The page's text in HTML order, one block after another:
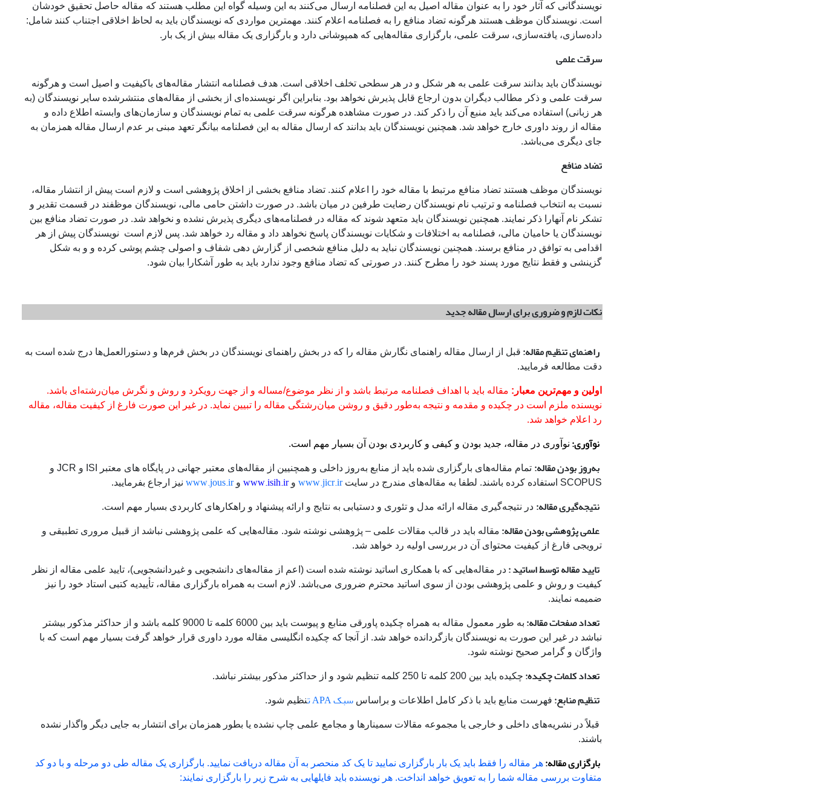
نویسندگانی که آثار خود را به عنوان مقاله اصیل به این فصلنامه ارسال می‌کنند به این وسیله گواه این مطلب هستند که مقاله حاصل تحقیق خودشان
است. نویسندگان موظف هستند هرگونه تضاد منافع را به فصلنامه اعلام کنند. مهمترین مواردی که نویسندگان باید به لحاظ اخلاقی اجتناب کنند شامل:
داده‌سازی، یافته‌سازی، سرقت علمی، بارگزاری مقاله‌هایی که همپوشانی دارد و بارگزاری یک مقاله بیش از یک بار.
سرقت علمی
نویسندگان باید بدانند سرقت علمی به هر شکل و در هر سطحی تخلف اخلاقی است. هدف فصلنامه انتشار مقاله‌های باکیفیت و اصیل است و هرگونه
سرقت علمی و ذکر مطالب دیگران بدون ارجاع قابل پذیرش نخواهد بود. بنابراین اگر نویسنده‌ای از بخشی از مقاله‌های منتشرشده سایر نویسندگان (به
هر زبانی) استفاده می‌کند باید منبع آن را ذکر کند. در صورت مشاهده هرگونه سرقت علمی به تمام نویسندگان و سازمان‌های وابسته اطلاع داده و
مقاله از روند داوری خارج خواهد شد. همچنین نویسندگان باید بدانند که ارسال مقاله به این فصلنامه بیانگر تعهد مبنی بر عدم ارسال مقاله همزمان به
جای دیگری می‌باشد.
تضاد منافع
نویسندگان موظف هستند تضاد منافع مرتبط با مقاله خود را اعلام کنند. تضاد منافع بخشی از اخلاق پژوهشی است و لازم است پیش از انتشار مقاله،
نسبت به انتخاب فصلنامه و ترتیب نام نویسندگان رضایت طرفین در میان باشد. در صورت داشتن حامی مالی، نویسندگان موظفند در قسمت تقدیر و
تشکر نام آنهارا ذکر نمایند. همچنین نویسندگان باید متعهد شوند که مقاله در فصلنامه‌های دیگری پذیرش نشده و نخواهد شد. در صورت تضاد منافع بین
نویسندگان یا حامیان مالی، فصلنامه به اختلافات و شکایات نویسندگان پاسخ نخواهد داد و مقاله رد خواهد شد. پس لازم است نویسندگان پیش از هر
اقدامی به توافق در منافع برسند. همچنین نویسندگان نباید به دلیل منافع شخصی از گزارش دهی شفاف و اصولی چشم پوشی کرده و و به شکل
گزینشی و فقط نتایج مورد پسند خود را مطرح کنند. در صورتی که تضاد منافع وجود ندارد باید به طور آشکارا بیان شود.
نکات لازم و ضروری برای ارسال مقاله جدید
راهنمای تنظیم مقاله: قبل از ارسال مقاله راهنمای نگارش مقاله را که در بخش راهنمای نویسندگان در بخش فرم‌ها و دستورالعمل‌ها درج شده است به
دقت مطالعه فرمایید.
اولین و مهم‌ترین معبار: مقاله باید با اهداف فصلنامه مرتبط باشد و از نظر موضوع/مساله و از جهت رویکرد و روش و نگرش میان‌رشته‌ای باشد.
نویسنده ملزم است در چکیده و مقدمه و نتیجه به‌طور دقیق و روشن میان‌رشتگی مقاله را تبیین نماید. در غیر این صورت فارغ از کیفیت مقاله، مقاله
رد اعلام خواهد شد.
نوآوری: نوآوری در مقاله، جدید بودن و کیفی و کاربردی بودن آن بسیار مهم است.
به‌روز بودن مقاله:
تمام مقاله‌های بارگزاری شده باید از منابع به‌روز داخلی و همچنیین از مقاله‌های معتبر جهانی در پایگاه های معتبر ISI و JCR و
SCOPUS استفاده کرده باشند. لطفا به مقاله‌های مندرج در سایت
www.jicr.ir وwww.isih.ir وwww.jous.ir نیز ارجاع بفرمایید.
نتیجه‌گیری مقاله: در نتیجه‌گیری مقاله ارائه مدل و تئوری و دستیابی به نتایج و ارائه پیشنهاد و راهکارهای کاربردی بسیار مهم است.
علمی پژوهشی بودن مقاله: مقاله باید در قالب مقالات علمی – پژوهشی نوشته شود. مقاله‌هایی که علمی پژوهشی نباشد از قبیل مروری تطبیقی و
ترویجی فارغ از کیفیت محتوای آن در بررسی اولیه رد خواهد شد.
تایید مقاله توسط اساتید : در مقاله‌هایی که با همکاری اساتید نوشته شده است (اعم از مقاله‌های دانشجویی و غیردانشجویی)، تایید علمی مقاله از نظر
کیفیت و روش و علمی پژوهشی بودن از سوی اساتید محترم ضروری می‌باشد. لازم است به همراه بارگزاری مقاله، تأییدیه کتبی استاد خود را نیز
ضمیمه نمایند.
تعداد صفحات مقاله:
به طور معمول مقاله به همراه چکیده پاورقی منابع و پیوست باید بین 6000 کلمه تا 9000 کلمه باشد و از حداکثر مذکور بیشتر
نباشد در غیر این صورت به نویسندگان بازگردانده خواهد شد. از آنجا که چکیده انگلیسی مقاله مورد داوری قرار خواهد گرفت بسیار مهم است که با
واژگان و گرامر صحیح نوشته شود.
تعداد کلمات چکیده: چکیده باید بین 200 کلمه تا 250 کلمه تنظیم شود و از حداکثر مذکور بیشتر نباشد.
تنظیم منابع: فهرست منابع باید با ذکر کامل اطلاعات و براساس سبک APA ت نظیم شود.
قبلاً در نشریه‌ها‌ی داخلی و خارجی یا مجموعه مقالات سمینارها و مجامع علمی چاپ نشده یا بطور همزمان برای انتشار به جایی دیگر واگذار نشده
باشند.
بارگزاری مقاله: هر مقاله را فقط باید یک بار بارگزاری نمایید تا یک کد منحصر به آن مقاله دریافت نمایید. بارگزاری یک مقاله طی دو مرحله و با دو کد
متفاوت بررسی مقاله شما را به تعویق خواهد انداخت. هر نویسنده باید فایلهایی به شرح زیر را بارگزاری نمایند: